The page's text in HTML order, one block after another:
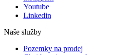
Youtube
Linkedin
Naše služby
Pozemky na prodej